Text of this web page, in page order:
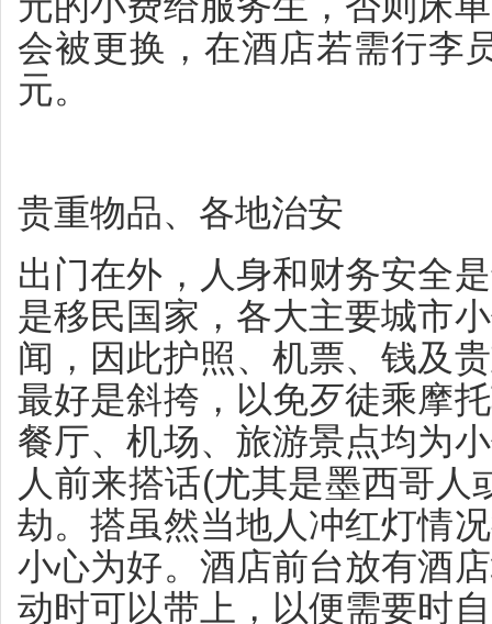
会被更换，在酒店若需行李
元。
贵重物品、各地治安
出门在外，人身和财务安全
是移民国家，各大主要城市
闻，因此护照、机票、钱及
最好是斜挎，以免歹徒乘摩
餐厅、机场、旅游景点均为
人前来搭话(尤其是墨西哥
劫。搭虽然当地人冲红灯情
小心为好。酒店前台放有酒
动时可以带上，以便需要时